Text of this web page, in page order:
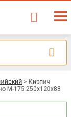
> Кирпич
М-175 250x120x88